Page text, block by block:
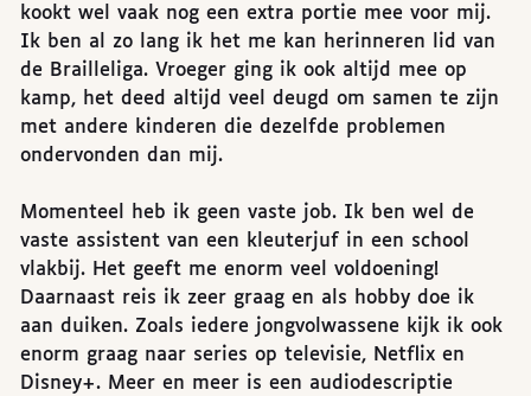
kookt wel vaak nog een extra portie mee voor mij.
Ik ben al zo lang ik het me kan herinneren lid van
de Brailleliga. Vroeger ging ik ook altijd mee op
kamp, het deed altijd veel deugd om samen te zijn
met andere kinderen die dezelfde problemen
ondervonden dan mij.
Momenteel heb ik geen vaste job. Ik ben wel de
vaste assistent van een kleuterjuf in een school
vlakbij. Het geeft me enorm veel voldoening!
Daarnaast reis ik zeer graag en als hobby doe ik
aan duiken. Zoals iedere jongvolwassene kijk ik ook
enorm graag naar series op televisie, Netflix en
Disney+. Meer en meer is een audiodescriptie